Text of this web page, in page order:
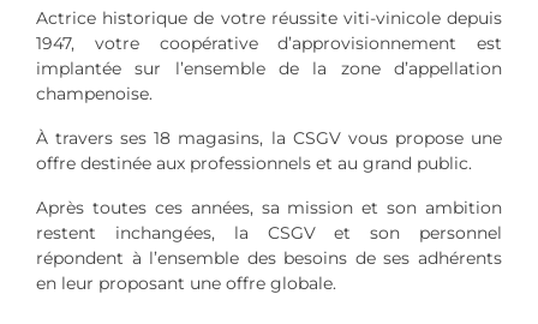
Actrice historique de votre réussite viti-vinicole depuis
1947, votre coopérative d’approvisionnement est
implantée sur l’ensemble de la zone d’appellation
champenoise.
À travers ses 18 magasins, la CSGV vous propose une
offre destinée aux professionnels et au grand public.
Après toutes ces années, sa mission et son ambition
restent inchangées, la CSGV et son personnel
répondent à l’ensemble des besoins de ses adhérents
en leur proposant une offre globale.